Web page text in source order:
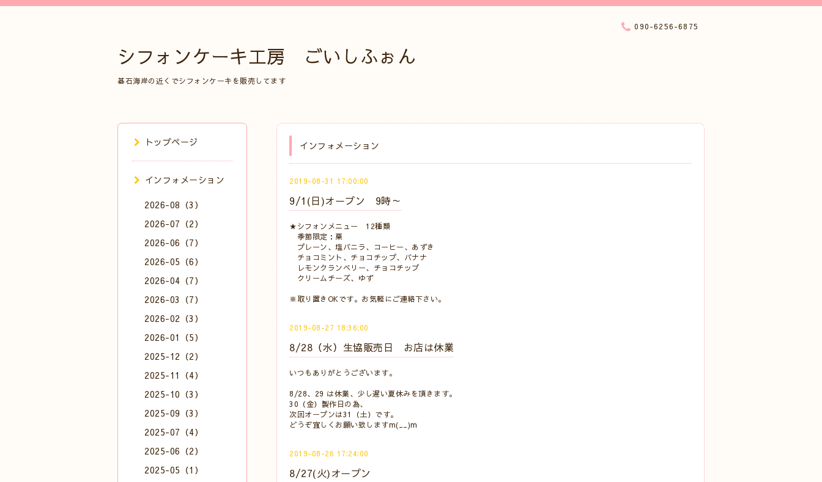
シフォンケーキ工房 ごいしふぉん
碁石海岸の近くでシフォンケーキを販売してます
090-6256-6875
インフォメーション
2019-08-31 17:00:00
9/1(日)オープン 9時～
★シフォンメニュー 12種類
季節限定：栗
プレーン、塩バニラ、コーヒー、あずき
チョコミント、チョコチップ、バナナ
レモンクランベリー、チョコチップ
クリームチーズ、ゆず
※取り置きOKです。お気軽にご連絡下さい。
2019-08-27 18:36:00
8/28（水）生協販売日 お店は休業
いつもありがとうございます。
8/28、29 は休業、少し遅い夏休みを頂きます。
30（金）製作日の為、
次回オープンは31（土）です。
どうぞ宜しくお願い致しますm(__)m
2019-08-26 17:24:00
8/27(火)オープン
トップページ
インフォメーション
2026-08（3）
2026-07（2）
2026-06（7）
2026-05（6）
2026-04（7）
2026-03（7）
2026-02（3）
2026-01（5）
2025-12（2）
2025-11（4）
2025-10（3）
2025-09（3）
2025-07（4）
2025-06（2）
2025-05（1）